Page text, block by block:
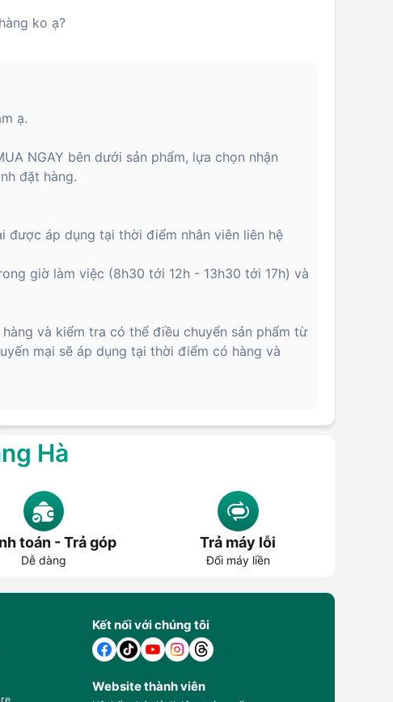
ko ạ?
ạ.
NGAY bên dưới sản phẩm, lựa chọn nhận
đặt hàng.
được áp dụng tại thời điểm nhân viên liên hệ
giờ làm việc (8h30 tới 12h - 13h30 tới 17h) và
và kiểm tra có thể điều chuyển sản phẩm từ
mại sẽ áp dụng tại thời điểm có hàng và
Hà
toán - Trả góp
Dễ dàng
Trả máy lỗi
Đổi máy liền
Kết nối với chúng tôi
Website thành viên